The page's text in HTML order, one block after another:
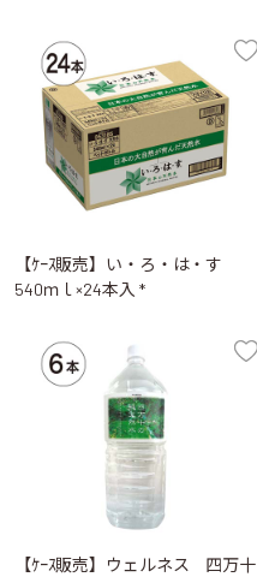
【ｹｰｽ販売】い・ろ・は・す
540ｍｌ×24本入 *
【ｹｰｽ販売】ウェルネス 四万十